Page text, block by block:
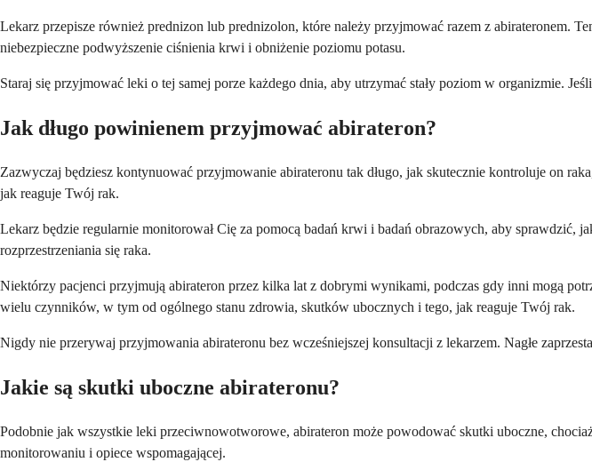
Lekarz przepisze również prednizon lub prednizolon, które należy przyjmować razem z abirateronem.
niebezpieczne podwyższenie ciśnienia krwi i obniżenie poziomu potasu.
Staraj się przyjmować leki o tej samej porze każdego dnia, aby utrzymać stały poziom w organizmie.
Jak długo powinienem przyjmować abirateron?
Zazwyczaj będziesz kontynuować przyjmowanie abirateronu tak długo, jak skutecznie kontroluje on
jak reaguje Twój rak.
Lekarz będzie regularnie monitorował Cię za pomocą badań krwi i badań obrazowych, aby sprawdzić,
rozprzestrzeniania się raka.
Niektórzy pacjenci przyjmują abirateron przez kilka lat z dobrymi wynikami, podczas gdy inni mogą
wielu czynników, w tym od ogólnego stanu zdrowia, skutków ubocznych i tego, jak reaguje Twój rak.
Nigdy nie przerywaj przyjmowania abirateronu bez wcześniejszej konsultacji z lekarzem. Nagłe
Jakie są skutki uboczne abirateronu?
Podobnie jak wszystkie leki przeciwnowotworowe, abirateron może powodować skutki uboczne,
monitorowaniu i opiece wspomagającej.